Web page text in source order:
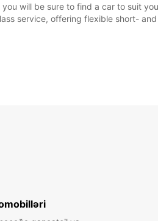
will be sure to find a car to suit
service, offering flexible short-